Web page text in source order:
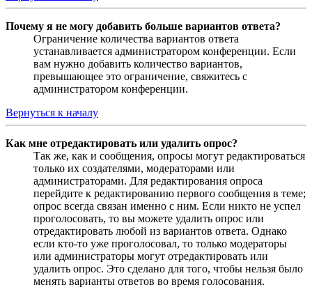
Почему я не могу добавить больше вариантов ответа?
Ограничение количества вариантов ответа
устанавливается администратором конференции. Если
вам нужно добавить количество вариантов,
превышающее это ограничение, свяжитесь с
администратором конференции.
Вернуться к началу
Как мне отредактировать или удалить опрос?
Так же, как и сообщения, опросы могут редактироваться
только их создателями, модераторами или
администраторами. Для редактирования опроса
перейдите к редактированию первого сообщения в теме;
опрос всегда связан именно с ним. Если никто не успел
проголосовать, то вы можете удалить опрос или
отредактировать любой из вариантов ответа. Однако
если кто-то уже проголосовал, то только модераторы
или администраторы могут отредактировать или
удалить опрос. Это сделано для того, чтобы нельзя было
менять варианты ответов во время голосования.